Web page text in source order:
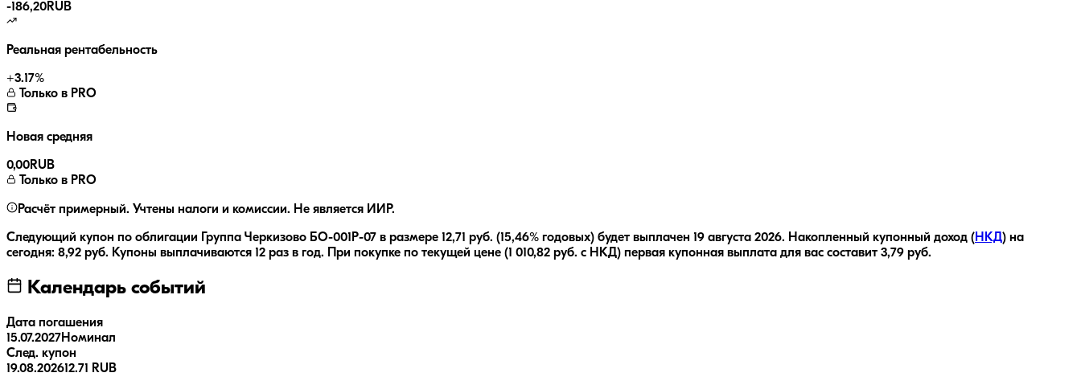
-186,20RUB
Реальная рентабельность
+3.17%
Только в PRO
Новая средняя
0,00RUB
Только в PRO
Расчёт примерный. Учтены налоги и комиссии. Не является ИИР.
Следующий купон по облигации Группа Черкизово БО-001Р-07 в размере 12,71 руб. (15,46% годовых) будет выплачен 19 августа 2026. Накопленный купонный доход ( НКД) на
сегодня: 8,92 руб. Купоны выплачиваются 12 раз в год. При покупке по текущей цене (1 010,82 руб. с НКД) первая купонная выплата для вас составит 3,79 руб.
Календарь событий
Дата погашения
15.07.2027Номинал
След. купон
19.08.202612.71 RUB